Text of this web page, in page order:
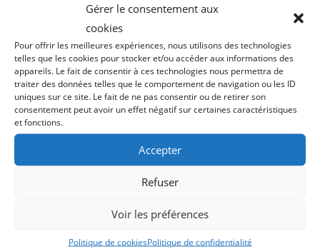
Gérer le consentement aux
cookies
Pour offrir les meilleures expériences, nous utilisons des technologies
telles que les cookies pour stocker et/ou accéder aux informations des
appareils. Le fait de consentir à ces technologies nous permettra de
traiter des données telles que le comportement de navigation ou les ID
uniques sur ce site. Le fait de ne pas consentir ou de retirer son
consentement peut avoir un effet négatif sur certaines caractéristiques
et fonctions.
Accepter
Refuser
Voir les préférences
Politique de cookiesPolitique de confidentialité
La longueur de votre doigt majeur (c'est la mesure
"2" en, cm comme le montre l'image de la main au
début du formulaire)
LES INFORMATIONS GOLFIQUES:
Votre ancienneté au golf